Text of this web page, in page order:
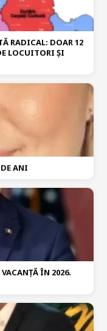
RADICAL: DOAR 12
LOCUITORI ȘI
ANI
ÎN 2026.